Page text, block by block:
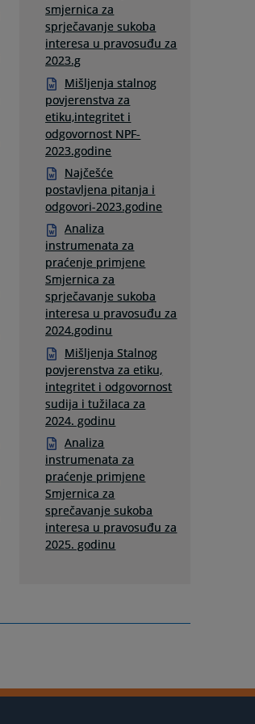
smjernica za
sprječavanje sukoba
interesa u pravosuđu za
2023.g
Mišljenja stalnog
povjerenstva za
etiku,integritet i
odgovornost NPF-
2023.godine
Najčešće
postavljena pitanja i
odgovori-2023.godine
Analiza
instrumenata za
praćenje primjene
Smjernica za
sprječavanje sukoba
interesa u pravosuđu za
2024.godinu
Mišljenja Stalnog
povjerenstva za etiku,
integritet i odgovornost
sudija i tužilaca za
2024. godinu
Analiza
instrumenata za
praćenje primjene
Smjernica za
sprečavanje sukoba
interesa u pravosuđu za
2025. godinu